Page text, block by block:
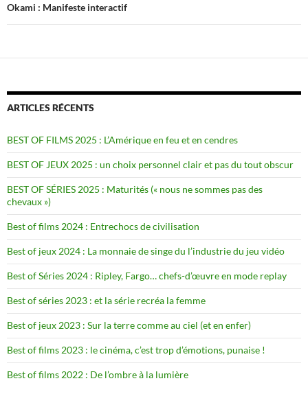
Okami : Manifeste interactif
ARTICLES RÉCENTS
BEST OF FILMS 2025 : L’Amérique en feu et en cendres
BEST OF JEUX 2025 : un choix personnel clair et pas du tout obscur
BEST OF SÉRIES 2025 : Maturités (« nous ne sommes pas des
chevaux »)
Best of films 2024 : Entrechocs de civilisation
Best of jeux 2024 : La monnaie de singe du l’industrie du jeu vidéo
Best of Séries 2024 : Ripley, Fargo… chefs-d’œuvre en mode replay
Best of séries 2023 : et la série recréa la femme
Best of jeux 2023 : Sur la terre comme au ciel (et en enfer)
Best of films 2023 : le cinéma, c’est trop d’émotions, punaise !
Best of films 2022 : De l’ombre à la lumière